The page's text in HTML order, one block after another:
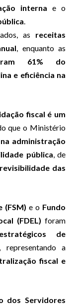
interna e o
.
as receitas
, enquanto as
61% do
e eficiência na
fiscal é um
que o Ministério
administração
pública, de
das
(FSM) e o Fundo
(FDEL) foram
de
, representando a
fiscal e
dos Servidores